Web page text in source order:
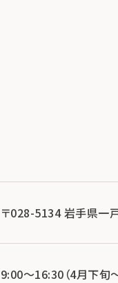
〒028-5134 岩手県一
9:00～16:30（4月下旬